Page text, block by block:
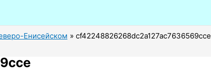
Енисейском cf42248826268dc2a127ac7636569cce